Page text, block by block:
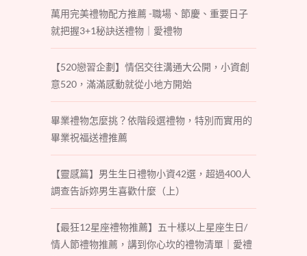
萬用完美禮物配方推薦 -職場、節慶、重要日子
就把握3+1秘訣送禮物｜愛禮物
【520戀習企劃】情侶交往溝通大公開，小資創
意520，滿滿感動就從小地方開始
畢業禮物怎麼挑？依階段選禮物，特別而實用的
畢業祝福送禮推薦
【靈感篇】男生生日禮物小資42選，超過400人
調查告訴妳男生喜歡什麼（上）
【最狂12星座禮物推薦】五十樣以上星座生日/
情人節禮物推薦，講到你心坎的禮物清單｜愛禮